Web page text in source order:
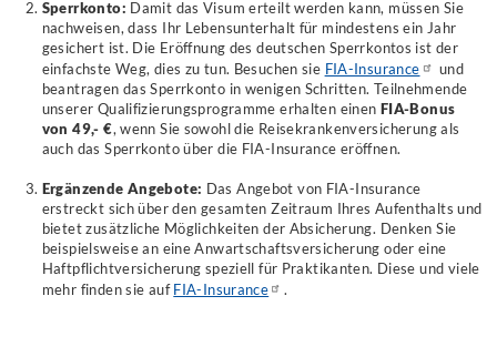
Sperrkonto: Damit das Visum erteilt werden kann, müssen Sie
nachweisen, dass Ihr Lebensunterhalt für mindestens ein Jahr
gesichert ist. Die Eröffnung des deutschen Sperrkontos ist der
einfachste Weg, dies zu tun. Besuchen sie FIA-Insurance
und
beantragen das Sperrkonto in wenigen Schritten. Teilnehmende
unserer Qualifizierungsprogramme erhalten einen FIA-Bonus
von 49,- €, wenn Sie sowohl die Reisekrankenversicherung als
auch das Sperrkonto über die FIA-Insurance eröffnen.
Ergänzende Angebote: Das Angebot von FIA-Insurance
erstreckt sich über den gesamten Zeitraum Ihres Aufenthalts und
bietet zusätzliche Möglichkeiten der Absicherung. Denken Sie
beispielsweise an eine Anwartschaftsversicherung oder eine
Haftpflichtversicherung speziell für Praktikanten. Diese und viele
mehr finden sie auf FIA-Insurance .